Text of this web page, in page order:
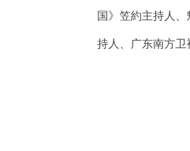
国》笠約主持人
持人、广东南方卫